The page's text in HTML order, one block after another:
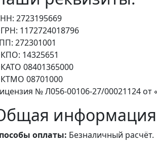
2723195669
1172724018796
272301001
14325651
08401365000
08701000
№ Л056-00106-27/00021124 от
оплаты: Безналичный расчёт.